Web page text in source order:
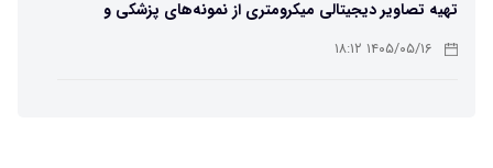
تهیه تصاویر دیجیتالی میکرومتری از نمونه‌های پزشکی و
صنعتی۱۴۰۵/۰۵/۱۶ ۱۸:۱۲